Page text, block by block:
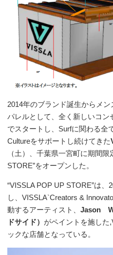
2014年のブランド誕生からメ
パレルとして、全く新しいコン
でスタートし、Surfに関わる全
Cultureをサポートし続けてきた
（土）、千葉県一宮町に期間限
STORE”をオープンした。
“VISSLA POP UP STORE”は
し、VISSLA`Creators &
動するアーティスト、 Jason
ドサイド） がペイントを施した
ックな店舗となっている。